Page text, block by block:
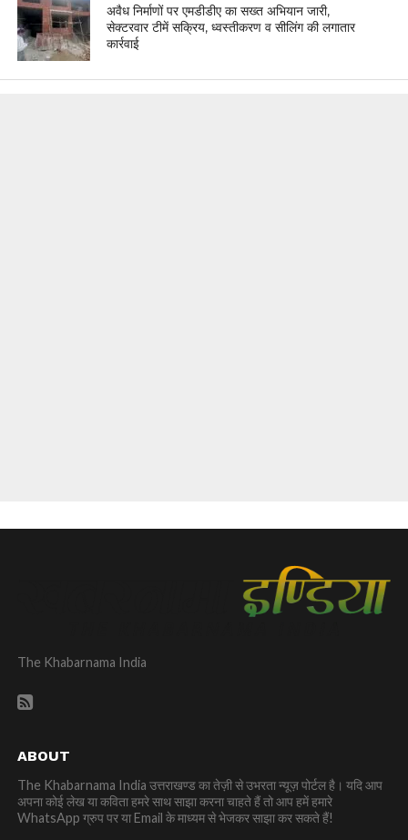
अवैध निर्माणों पर एमडीडीए का सख्त अभियान जारी,
सेक्टरवार टीमें सक्रिय, ध्वस्तीकरण व सीलिंग की लगातार
कार्रवाई
The Khabarnama India
ABOUT
The Khabarnama India उत्तराखण्ड का तेज़ी से उभरता न्यूज़ पोर्टल है। यदि आप
अपना कोई लेख या कविता हमरे साथ साझा करना चाहते हैं तो आप हमें हमारे
WhatsApp ग्रुप पर या Email के माध्यम से भेजकर साझा कर सकते हैं!